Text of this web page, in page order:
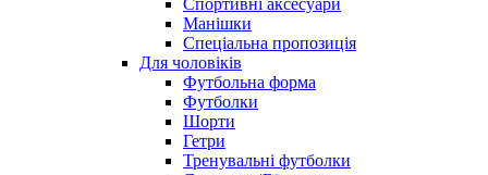
Спортивні аксесуари
Манішки
Спеціальна пропозиція
Для чоловіків
Футбольна форма
Футболки
Шорти
Гетри
Тренувальні футболки